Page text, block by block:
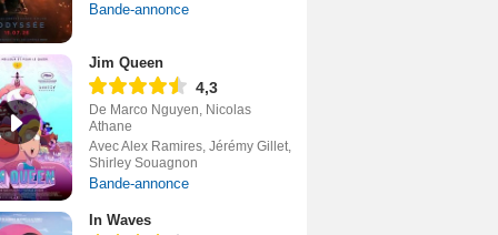
Bande-annonce
Jim Queen
4,3
De Marco Nguyen, Nicolas
Athane
Avec Alex Ramires, Jérémy Gillet,
Shirley Souagnon
Bande-annonce
In Waves